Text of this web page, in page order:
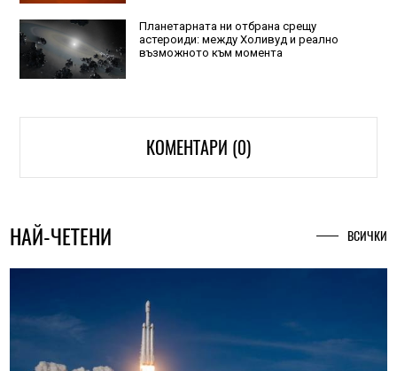
Планетарната ни отбрана срещу
астероиди: между Холивуд и реално
възможното към момента
КОМЕНТАРИ (0)
НАЙ-ЧЕТЕНИ ВСИЧКИ